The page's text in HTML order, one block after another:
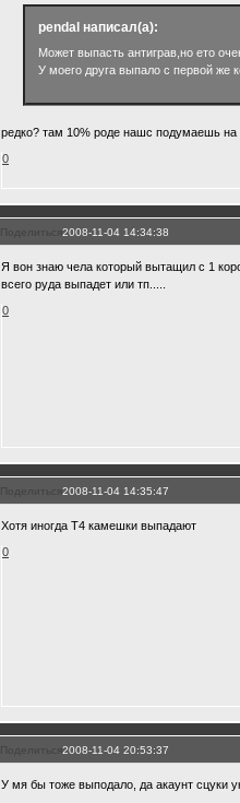
pendal написал(а):
Может выпасть антиграв,но ето
У моего друга выпало с первой же
редко? там 10% роде нашс подумаешь на
0
Поделиться2008-11-04 14:34:38
Я вон знаю чела который вытащил с 1
всего руда выпадет или тп.....
0
Поделиться2008-11-04 14:35:47
Хотя иногда Т4 камешки выпадают
0
Поделиться2008-11-04 20:53:37
У мя бы тоже выподало, да акаунт сцуки